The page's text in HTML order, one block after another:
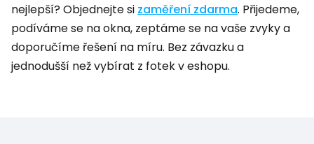
nejlepší? Objednejte si zaměření zdarma. Přijedeme,
podíváme se na okna, zeptáme se na vaše zvyky a
doporučíme řešení na míru. Bez závazku a
jednodušší než vybírat z fotek v eshopu.